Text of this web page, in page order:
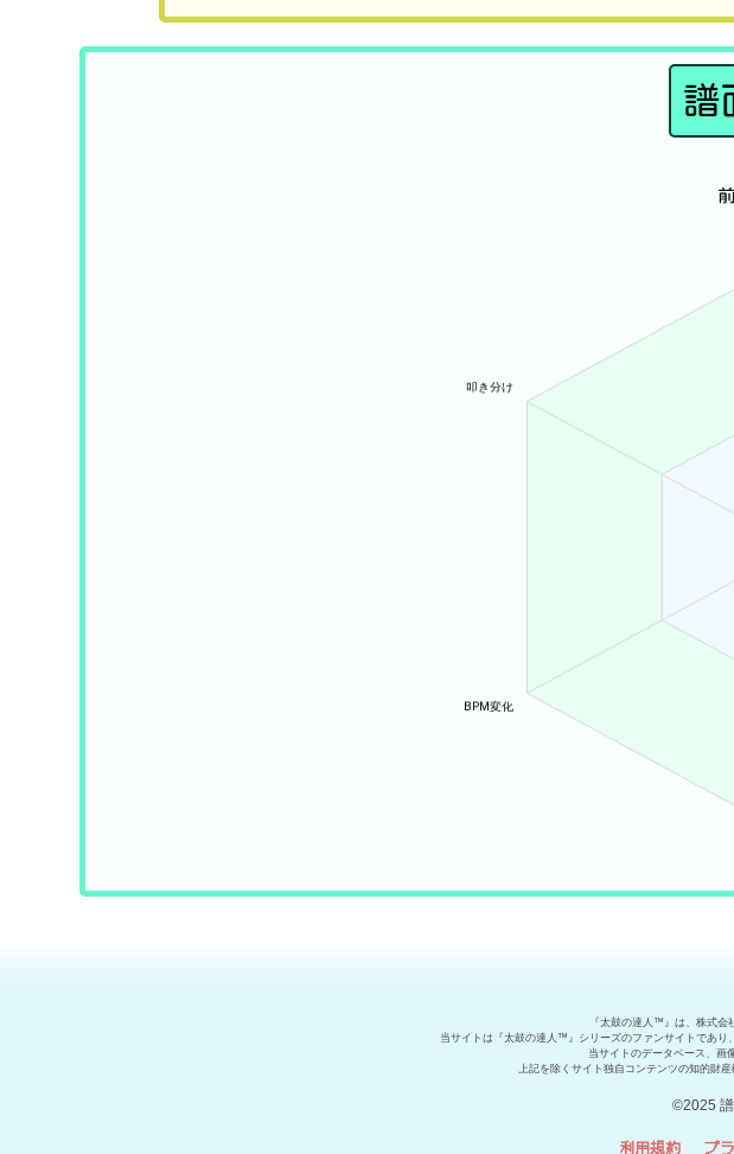
譜
『太鼓の達人™』は、株式会
当サイトは『太鼓の達人™』シリーズのファンサイトであり
当サイトのデータベース、画
上記を除くサイト独自コンテンツの知的財
©2025
利用規約 プ